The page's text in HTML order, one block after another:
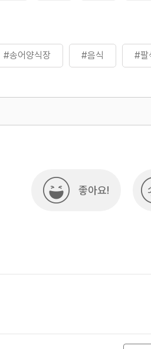
#송어양식장 #음식 #팔
좋아요!